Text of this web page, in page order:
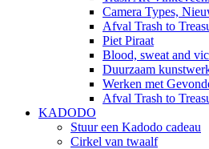
Camera Types,
Afval Trash to
Piet Piraat
Blood, sweat and
Duurzaam
Werken met
Afval Trash to
KADODO
Stuur een Kadodo cadeau
Cirkel van twaalf